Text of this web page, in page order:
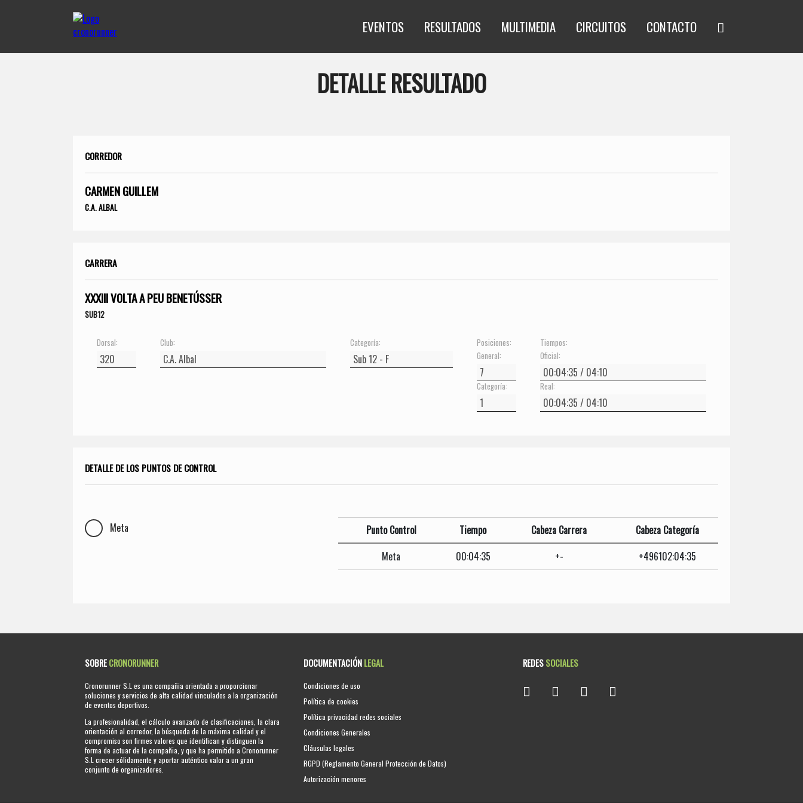
EVENTOS RESULTADOS MULTIMEDIA CIRCUITOS CONTACTO
DETALLE RESULTADO
CORREDOR
CARMEN GUILLEM
C.A. ALBAL
CARRERA
XXXIII VOLTA A PEU BENETÚSSER
SUB12
Dorsal: Club: Categoría:
Posiciones:
General:
Categoría:
Tiempos:
Oficial:
Real:
DETALLE DE LOS PUNTOS DE CONTROL
Meta Punto Control Tiempo Cabeza Carrera
Cabeza Categoría
Meta
00:04:35 +- +496102:04:35
SOBRECRONORUNNER
Cronorunner S.L es una compañia orientada a proporcionar
soluciones y servicios de alta calidad vinculados a la organización
de eventos deportivos.
La profesionalidad, el cálculo avanzado de clasificaciones, la clara
orientación al corredor, la búsqueda de la máxima calidad y el
compromiso son firmes valores que identifican y distinguen la
forma de actuar de la compañia, y que ha permitido a Cronorunner
S.L crecer sólidamente y aportar auténtico valor a un gran
conjunto de organizadores.
DOCUMENTACIÓNLEGAL
Condiciones de uso
Política de cookies
Política privacidad redes sociales
Condiciones Generales
Cláusulas legales
RGPD (Reglamento General Protección de Datos)
Autorización menores
REDESSOCIALES